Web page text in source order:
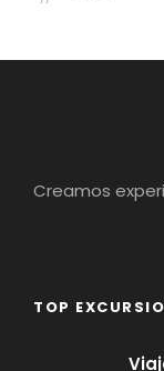
Creamos
TOP